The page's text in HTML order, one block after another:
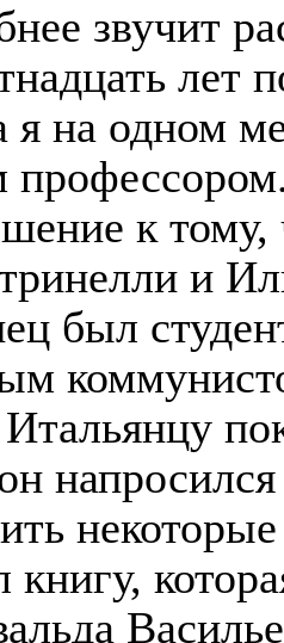
звучит
лет
я на одном
к
и
был
книгу,